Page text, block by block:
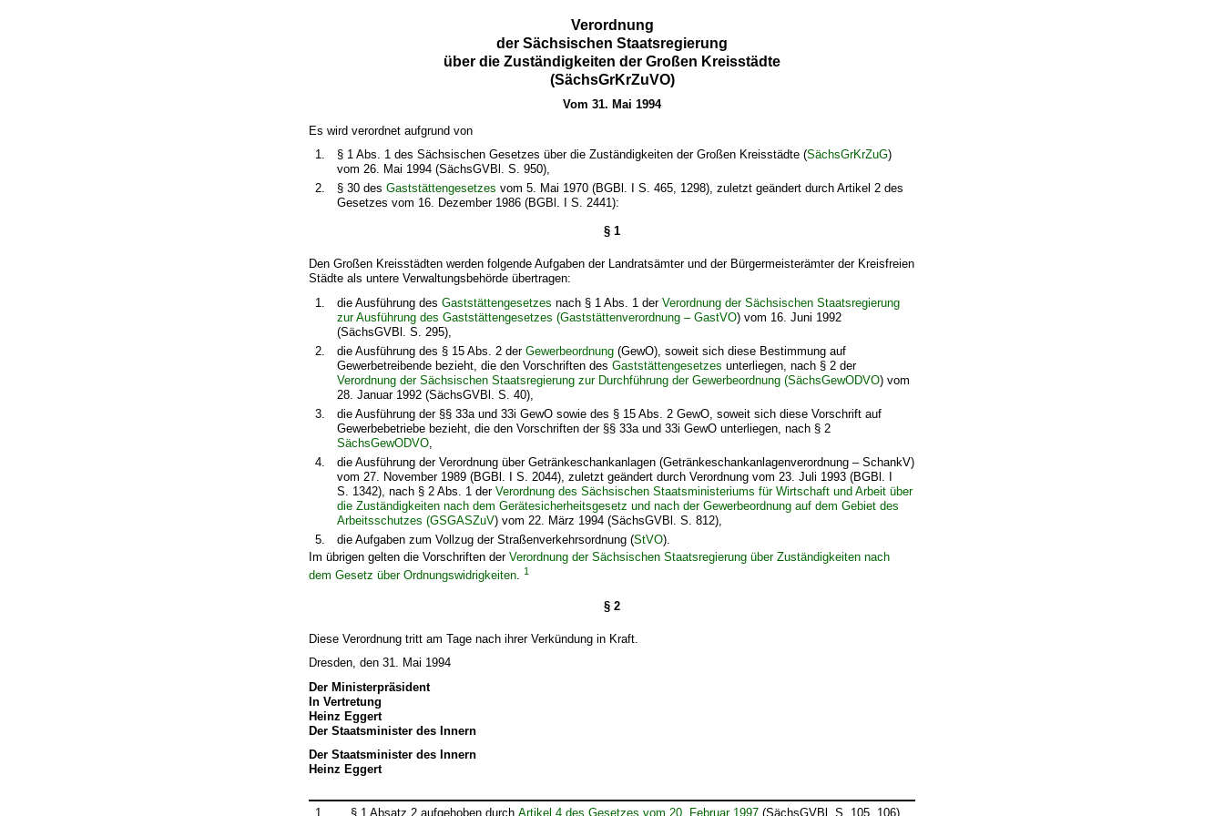
Verordnung
der Sächsischen Staatsregierung
über die Zuständigkeiten der Großen Kreisstädte
(SächsGrKrZuVO)
Vom 31. Mai 1994
Es wird verordnet aufgrund von
1.
§ 1 Abs. 1 des Sächsischen Gesetzes über die Zuständigkeiten der Großen Kreisstädte (SächsGrKrZuG)
vom 26. Mai 1994 (SächsGVBl. S. 950),
2.
§ 30 des Gaststättengesetzes vom 5. Mai 1970 (BGBl. I S. 465, 1298), zuletzt geändert durch Artikel 2 des
Gesetzes vom 16. Dezember 1986 (BGBl. I S. 2441):
§ 1
Den Großen Kreisstädten werden folgende Aufgaben der Landratsämter und der Bürgermeisterämter der Kreisfreien
Städte als untere Verwaltungsbehörde übertragen:
1.
die Ausführung des Gaststättengesetzes nach § 1 Abs. 1 der Verordnung der Sächsischen Staatsregierung
zur Ausführung des Gaststättengesetzes (Gaststättenverordnung – GastVO) vom 16. Juni 1992
(SächsGVBl. S. 295),
2.
die Ausführung des § 15 Abs. 2 der Gewerbeordnung(GewO), soweit sich diese Bestimmung auf
Gewerbetreibende bezieht, die den Vorschriften des Gaststättengesetzes unterliegen, nach § 2 der
Verordnung der Sächsischen Staatsregierung zur Durchführung der Gewerbeordnung (SächsGewODVO) vom
28. Januar 1992 (SächsGVBl. S. 40),
3.
die Ausführung der §§ 33a und 33i GewO sowie des § 15 Abs. 2 GewO, soweit sich diese Vorschrift auf
Gewerbebetriebe bezieht, die den Vorschriften der §§ 33a und 33i GewO unterliegen, nach § 2
SächsGewODVO,
4.
die Ausführung der Verordnung über Getränkeschankanlagen (Getränkeschankanlagenverordnung – SchankV)
vom 27. November 1989 (BGBl. I S. 2044), zuletzt geändert durch Verordnung vom 23. Juli 1993 (BGBl. I
S. 1342), nach § 2 Abs. 1 der Verordnung des Sächsischen Staatsministeriums für Wirtschaft und Arbeit über
die Zuständigkeiten nach dem Gerätesicherheitsgesetz und nach der Gewerbeordnung auf dem Gebiet des
Arbeitsschutzes (GSGASZuV) vom 22. März 1994 (SächsGVBl. S. 812),
5.
die Aufgaben zum Vollzug der Straßenverkehrsordnung (StVO).
Im übrigen gelten die Vorschriften derVerordnung der Sächsischen Staatsregierung über Zuständigkeiten nach
dem Gesetz über Ordnungswidrigkeiten. 1
§ 2
Diese Verordnung tritt am Tage nach ihrer Verkündung in Kraft.
Dresden, den 31. Mai 1994
Der Ministerpräsident
In Vertretung
Heinz Eggert
Der Staatsminister des Innern
Der Staatsminister des Innern
Heinz Eggert
1 § 1 Absatz 2 aufgehoben durchArtikel 4 des Gesetzes vom 20. Februar 1997 (SächsGVBl. S. 105, 106)